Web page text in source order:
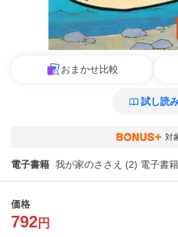
おまかせ比較
試し読
対
電子書籍 我が家のささえ (2) 電子書
価格
792 円